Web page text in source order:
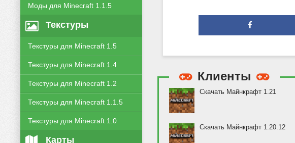
Моды для Minecraft 1.1.5
Текстуры
Текстуры для Minecraft 1.5
Текстуры для Minecraft 1.4
Текстуры для Minecraft 1.2
Текстуры для Minecraft 1.1.5
Текстуры для Minecraft 1.0
Карты
Клиенты
Скачать Майнкрафт 1.21
Скачать Майнкрафт 1.20.12